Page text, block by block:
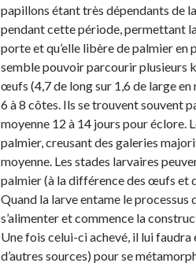
papillons étant très dépendants de
pendant cette période, permettant
porte et qu’elle libère de palmier en
semble pouvoir parcourir plusieurs
œufs (4,7 de long sur 1,6 de large en
6 à 8 côtes. Ils se trouvent souvent
moyenne 12 à 14 jours pour éclore.
palmier, creusant des galeries
moyenne. Les stades larvaires
palmier (à la différence des œufs et
Quand la larve entame le processus
s’alimenter et commence la
Une fois celui-ci achevé, il lui
d’autres sources) pour se